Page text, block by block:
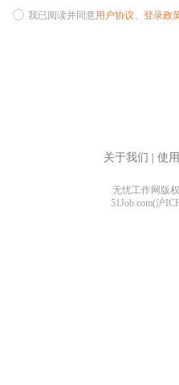
我已阅读并同意用户协议、 登录政
关于我们 使
无忧工作网版
51Job.com(沪